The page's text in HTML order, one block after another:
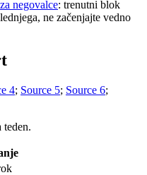
negovalce: trenutni blok
ne začenjajte vedno
4; Source 5; Source 6;